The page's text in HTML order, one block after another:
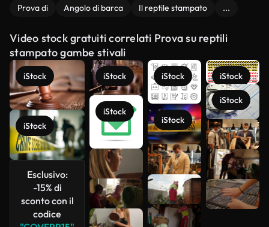
Prova di Angolo di barca Il reptile stampato ...
Video stock gratuiti correlati Prova su reptili
stampato gambe stivali
iStock
iStock
Esclusivo:
-15% di
sconto con il
codice
iStock
iStock
iStock
iStock
iStock
iStock
Scopri di
più